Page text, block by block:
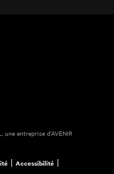
entreprise d’AVENIR
Accessibilité